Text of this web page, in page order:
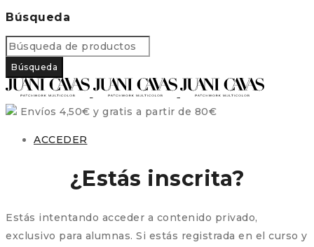
Búsqueda
Envíos 4,50€ y gratis a partir de 80€
ACCEDER
¿Estás inscrita?
Estás intentando acceder a contenido privado,
exclusivo para alumnas. Si estás registrada en el curso y